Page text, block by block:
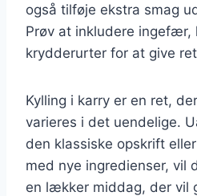
også tilføje ekstra smag
Prøv at inkludere ingefær,
krydderurter for at give
Kylling i karry er en ret,
varieres i det uendelige.
den klassiske opskrift
med nye ingredienser, vil
en lækker middag, der vil